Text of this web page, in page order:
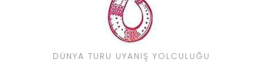
DÜNYA TURU UYANIŞ YOLCULUĞU